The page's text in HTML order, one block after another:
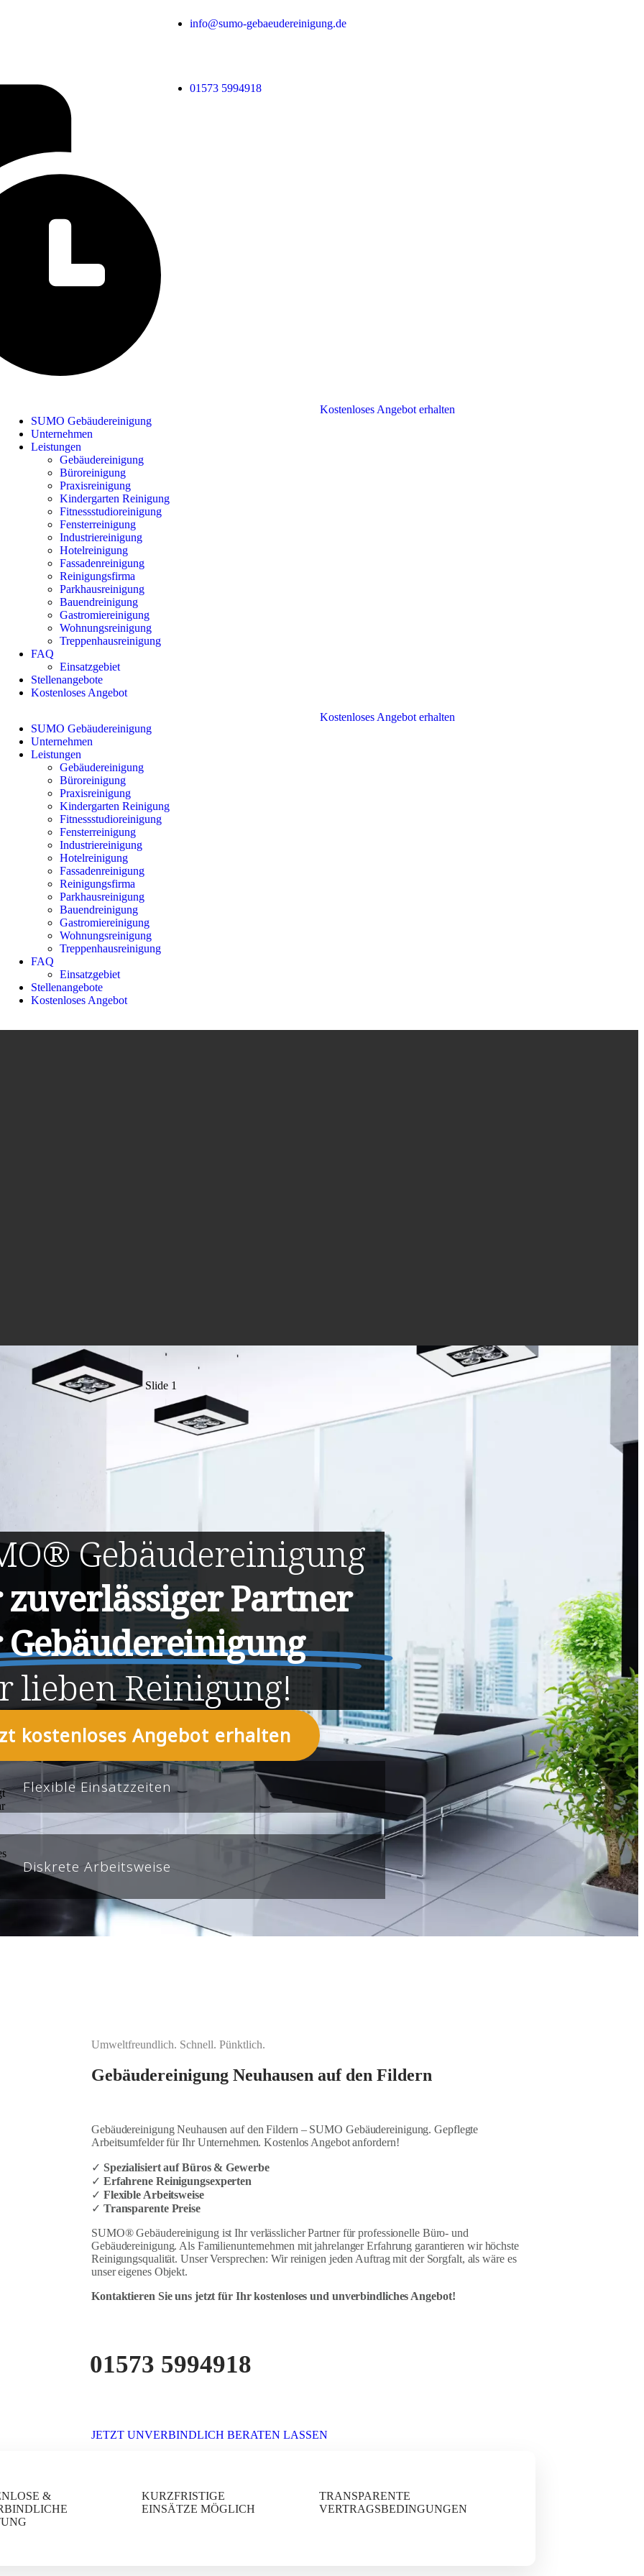
info@sumo-gebaeudereinigung.de
01573 5994918
SUMO Gebäudereinigung
Unternehmen
Leistungen
Gebäudereinigung
Büroreinigung
Praxisreinigung
Kindergarten Reinigung
Fitnessstudioreinigung
Fensterreinigung
Industriereinigung
Hotelreinigung
Fassadenreinigung
Reinigungsfirma
Parkhausreinigung
Bauendreinigung
Gastromiereinigung
Wohnungsreinigung
Treppenhausreinigung
FAQ
Einsatzgebiet
Stellenangebote
Kostenloses Angebot
Kostenloses Angebot erhalten
SUMO Gebäudereinigung
Unternehmen
Leistungen
Gebäudereinigung
Büroreinigung
Praxisreinigung
Kindergarten Reinigung
Fitnessstudioreinigung
Fensterreinigung
Industriereinigung
Hotelreinigung
Fassadenreinigung
Reinigungsfirma
Parkhausreinigung
Bauendreinigung
Gastromiereinigung
Wohnungsreinigung
Treppenhausreinigung
FAQ
Einsatzgebiet
Stellenangebote
Kostenloses Angebot
Kostenloses Angebot erhalten
Slide 1
Gebäudereinigung
Partner
liebenReinigung!
kostenloses Angebot erhalten
Flexible Einsatzzeiten
Diskrete Arbeitsweise
Umweltfreundlich. Schnell. Pünktlich.
Gebäudereinigung Neuhausen auf den Fildern
Gebäudereinigung Neuhausen auf den Fildern – SUMO Gebäudereinigung. Gepflegte
Arbeitsumfelder für Ihr Unternehmen. Kostenlos Angebot anfordern!
✓ Spezialisiert auf Büros & Gewerbe
✓ Erfahrene Reinigungsexperten
✓ Flexible Arbeitsweise
✓ Transparente Preise
SUMO® Gebäudereinigung ist Ihr verlässlicher Partner für professionelle Büro- und
Gebäudereinigung. Als Familienunternehmen mit jahrelanger Erfahrung garantieren wir höchste
Reinigungsqualität. Unser Versprechen: Wir reinigen jeden Auftrag mit der Sorgfalt, als wäre es
unser eigenes Objekt.
Kontaktieren Sie uns jetzt für Ihr kostenloses und unverbindliches Angebot!
01573 5994918
JETZT UNVERBINDLICH BERATEN LASSEN
&
KURZFRISTIGE
EINSÄTZE MÖGLICH
TRANSPARENTE
VERTRAGSBEDINGUNGEN